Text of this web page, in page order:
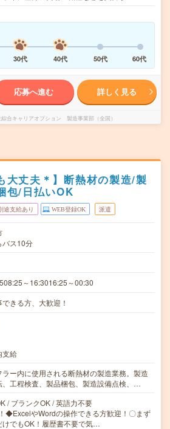
30代 40代 50代 60代
応募へ進む 詳しく見る
合キャリアオプション 製造事業部（全国）
大丈夫＊】断熱材の製造/製
包/日払いOK
途支給あり WEB登録OK 派遣
バス10分
～16:3016:25～00:30
きる方、大歓迎！
支給
ラー内に使用される断熱材の製造業務。製造
、工程検査、製品梱包、製造設備点検、…
/ ブランクOK / 英語力不要
◆ExcelやWordの操作できる方歓迎！〇まず
けでもOK！履歴書不要で気…